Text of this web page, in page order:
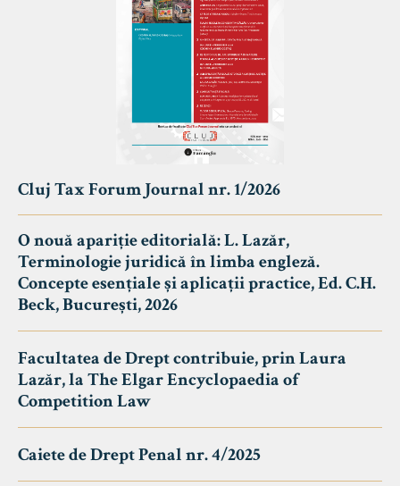
Cluj Tax Forum Journal nr. 1/2026
O nouă apariție editorială: L. Lazăr,
Terminologie juridică în limba engleză.
Concepte esențiale și aplicații practice, Ed. C.H.
Beck, București, 2026
Facultatea de Drept contribuie, prin Laura
Lazăr, la The Elgar Encyclopaedia of
Competition Law
Caiete de Drept Penal nr. 4/2025